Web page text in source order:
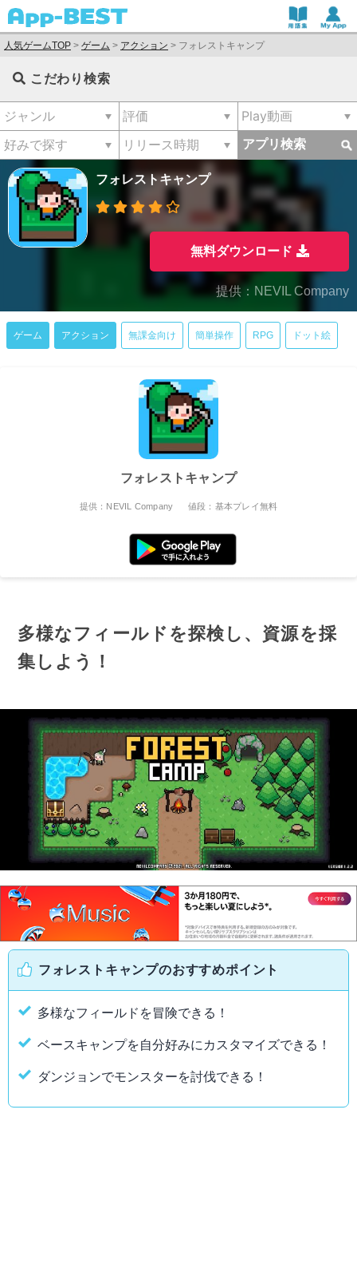
人気ゲームTOP > ゲーム > アクション > フォレストキャンプ
こだわり検索
アプリ検索
フォレストキャンプ
無料ダウンロード
提供：NEVIL Company
ゲーム アクション 無課金向け 簡単操作 RPG ドット絵
フォレストキャンプ
提供：NEVIL Company 値段：基本プレイ無料
多様なフィールドを探検し、資源を採
集しよう！
フォレストキャンプのおすすめポイント
多様なフィールドを冒険できる！
ベースキャンプを自分好みにカスタマイズできる！
ダンジョンでモンスターを討伐できる！